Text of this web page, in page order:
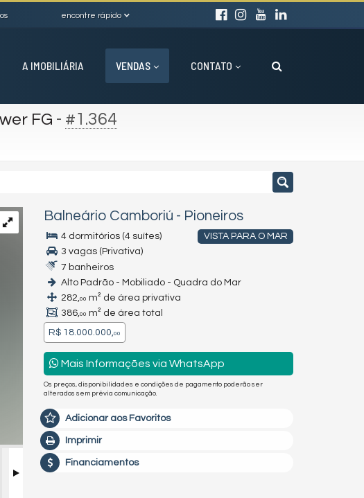
encontre rápido
A IMOBILIÁRIA VENDAS CONTATO
FG - #1.364
Balneário Camboriú - Pioneiros
VISTA PARA O MAR
4 dormitórios (4 suítes)
3 vagas (Privativa)
7 banheiros
Alto Padrão - Mobiliado - Quadra do Mar
282,00 m² de área privativa
386,00 m² de área total
R$ 18.000.000,00
Mais Informações via WhatsApp
Os preços, disponibilidades e condições de pagamento poderão ser
alterados sem prévia comunicação.
Adicionar aos Favoritos
Imprimir
Financiamentos